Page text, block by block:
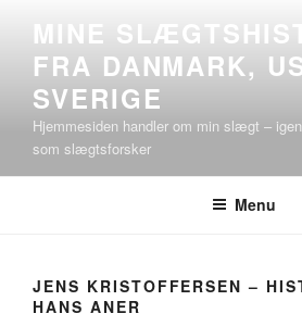
indhold
MINE
FRA DANMARK,
SVERIGE
Hjemmesiden handler om min slægt –
som slægtsforsker
Menu
JENS KRISTOFFERSEN –
HANS ANER